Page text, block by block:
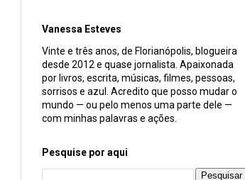
Vanessa Esteves
Vinte e três anos, de Florianópolis, blogueira
desde 2012 e quase jornalista. Apaixonada
por livros, escrita, músicas, filmes, pessoas,
sorrisos e azul. Acredito que posso mudar o
mundo — ou pelo menos uma parte dele —
com minhas palavras e ações.
Pesquise por aqui